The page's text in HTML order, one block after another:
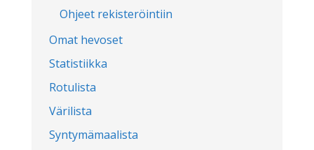
Ohjeet rekisteröintiin
Omat hevoset
Statistiikka
Rotulista
Värilista
Syntymämaalista